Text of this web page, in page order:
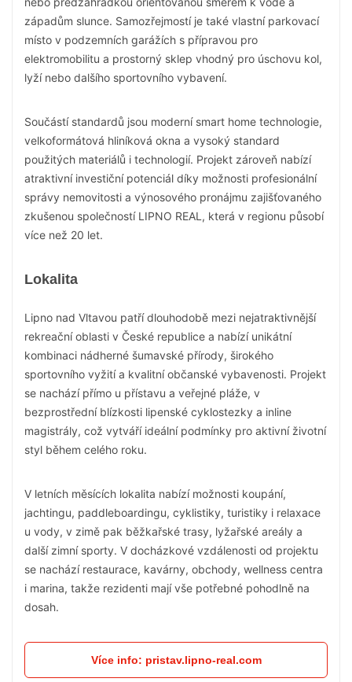
západům slunce. Samozřejmostí je také vlastní parkovací
místo v podzemních garážích s přípravou pro
elektromobilitu a prostorný sklep vhodný pro úschovu kol,
lyží nebo dalšího sportovního vybavení.
Součástí standardů jsou moderní smart home technologie,
velkoformátová hliníková okna a vysoký standard
použitých materiálů i technologií. Projekt zároveň nabízí
atraktivní investiční potenciál díky možnosti profesionální
správy nemovitosti a výnosového pronájmu zajišťovaného
zkušenou společností LIPNO REAL, která v regionu působí
více než 20 let.
Lokalita
Lipno nad Vltavou patří dlouhodobě mezi nejatraktivnější
rekreační oblasti v České republice a nabízí unikátní
kombinaci nádherné šumavské přírody, širokého
sportovního vyžití a kvalitní občanské vybavenosti. Projekt
se nachází přímo u přístavu a veřejné pláže, v
bezprostřední blízkosti lipenské cyklostezky a inline
magistrály, což vytváří ideální podmínky pro aktivní životní
styl během celého roku.
V letních měsících lokalita nabízí možnosti koupání,
jachtingu, paddleboardingu, cyklistiky, turistiky i relaxace
u vody, v zimě pak běžkařské trasy, lyžařské areály a
další zimní sporty. V docházkové vzdálenosti od projektu
se nachází restaurace, kavárny, obchody, wellness centra
i marina, takže rezidenti mají vše potřebné pohodlně na
dosah.
Více info: pristav.lipno-real.com